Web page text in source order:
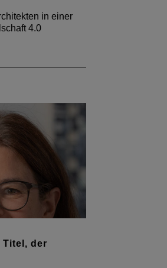
in einer
4.0
Titel, der